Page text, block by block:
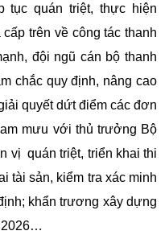
tục quán triệt, thực hiện
trên về công tác thanh
đội ngũ cán bộ thanh
chắc quy định, nâng cao
quyết dứt điểm các đơn
mưu với thủ trưởng Bộ
vị quán triệt, triển khai thi
tài sản, kiểm tra xác minh
khẩn trương xây dựng
2026…